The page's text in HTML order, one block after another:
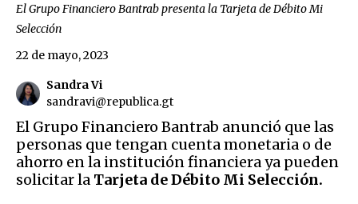
El Grupo Financiero Bantrab presenta la Tarjeta de Débito Mi
Selección
Sandra Vi
sandravi@republica.gt
22 de mayo, 2023
El Grupo Financiero Bantrab anunció que las
personas que tengan cuenta monetaria o de
ahorro en la institución financiera ya pueden
solicitar la Tarjeta de Débito Mi Selección.